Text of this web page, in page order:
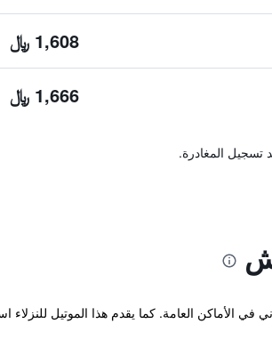
1,608 ﷼
1,666 ﷼
تسجيل المغادرة.